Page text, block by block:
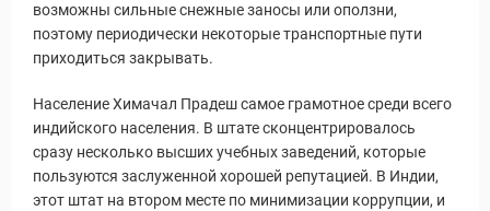
возможны сильные снежные заносы или оползни,
поэтому периодически некоторые транспортные пути
приходиться закрывать.
Население Химачал Прадеш самое грамотное среди всего
индийского населения. В штате сконцентрировалось
сразу несколько высших учебных заведений, которые
пользуются заслуженной хорошей репутацией. В Индии,
этот штат на втором месте по минимизации коррупции, и